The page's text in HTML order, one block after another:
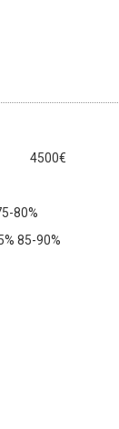
4500€
80%
85-90%